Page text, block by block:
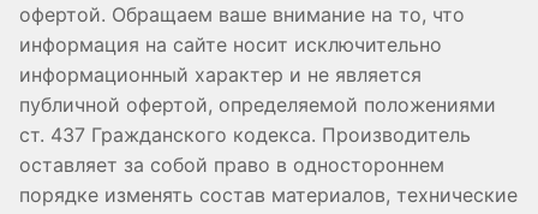
офертой. Обращаем ваше внимание на то, что
информация на сайте носит исключительно
информационный характер и не является
публичной офертой, определяемой положениями
ст. 437 Гражданского кодекса. Производитель
оставляет за собой право в одностороннем
порядке изменять состав материалов, технические